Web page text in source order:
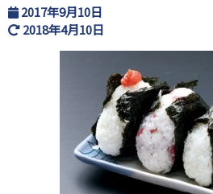
2017年9月10日
2018年4月10日